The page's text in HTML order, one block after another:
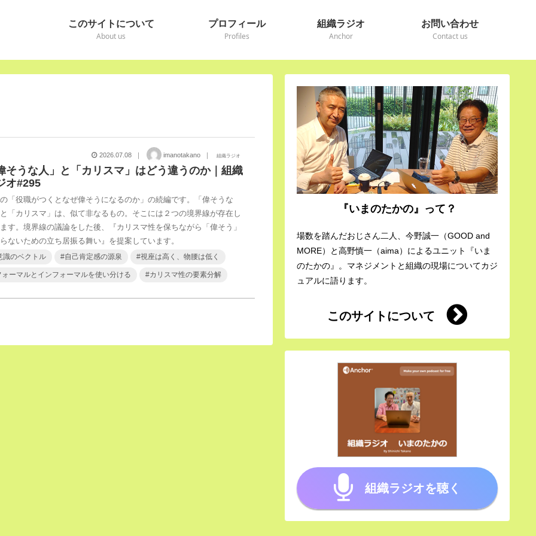
このサイトについて
About us
プロフィール
Profiles
組織ラジオ
Anchor
お問い合わせ
Contact us
2026.07.08 ｜ imanotakano ｜ 組織ラジオ
そうな人」と「カリスマ」はどう違うのか｜組織
オ#295
「役職がつくとなぜ偉そうになるのか」の続編です。「偉そうな
「カリスマ」は、似て非なるもの。そこには２つの境界線が存在し
す。境界線の議論をした後、『カリスマ性を保ちながら「偉そう」
ないための立ち居振る舞い』を提案しています。
識のベクトル #自己肯定感の源泉 #視座は高く、物腰は低く
ォーマルとインフォーマルを使い分ける #カリスマ性の要素分解
『いまのたかの』って？
場数を踏んだおじさん二人、今野誠一（GOOD and
MORE）と高野慎一（aima）によるユニット『いま
のたかの』。マネジメントと組織の現場についてカジ
ュアルに語ります。
このサイトについて
組織ラジオを聴く